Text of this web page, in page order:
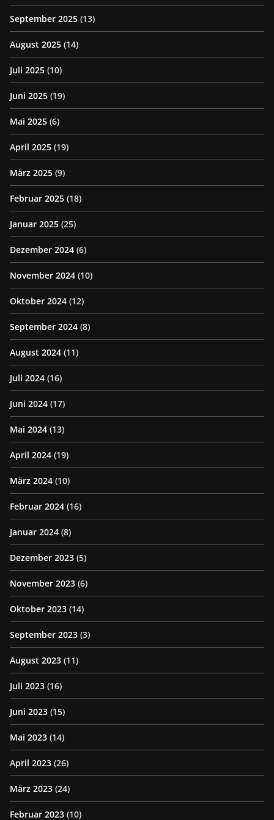
September 2025 (13)
August 2025 (14)
Juli 2025 (10)
Juni 2025 (19)
Mai 2025 (6)
April 2025 (19)
März 2025 (9)
Februar 2025 (18)
Januar 2025 (25)
Dezember 2024 (6)
November 2024 (10)
Oktober 2024 (12)
September 2024 (8)
August 2024 (11)
Juli 2024 (16)
Juni 2024 (17)
Mai 2024 (13)
April 2024 (19)
März 2024 (10)
Februar 2024 (16)
Januar 2024 (8)
Dezember 2023 (5)
November 2023 (6)
Oktober 2023 (14)
September 2023 (3)
August 2023 (11)
Juli 2023 (16)
Juni 2023 (15)
Mai 2023 (14)
April 2023 (26)
März 2023 (24)
Februar 2023 (10)